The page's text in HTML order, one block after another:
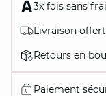
3x fois sans
Livraison
Retours en
Paiement